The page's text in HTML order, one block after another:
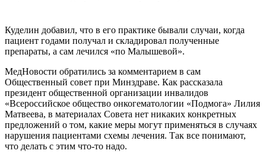
Куделин добавил, что в его практике бывали случаи, когда
пациент годами получал и складировал полученные
препараты, а сам лечился «по Малышевой».
МедНовости обратились за комментарием в сам
Общественный совет при Минздраве. Как рассказала
президент общественной организации инвалидов
«Всероссийское общество онкогематологии «Подмога» Лилия
Матвеева, в материалах Совета нет никаких конкретных
предложений о том, какие меры могут применяться в случаях
нарушения пациентами схемы лечения. Так все понимают,
что делать с этим что-то надо.